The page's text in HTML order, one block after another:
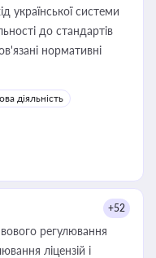
української системи
до стандартів
нормативні
діяльність
+52
регулювання
ліцензій і